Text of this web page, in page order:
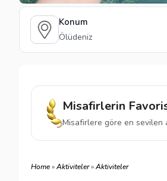
Konum
Ölüdeniz
Misafirlerin
Misafirlere göre en sevilen
Home»Aktiviteler»Aktiviteler